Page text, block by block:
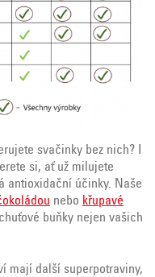
svačinky bez nich? I
si, ať už milujete
antioxidační účinky. Naše
nebo křupavé
buňky nejen vašich
mají další superpotraviny,